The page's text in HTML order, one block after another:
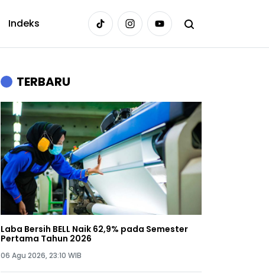
Indeks
TERBARU
Laba Bersih BELL Naik 62,9% pada Semester
Pertama Tahun 2026
06 Agu 2026, 23:10 WIB